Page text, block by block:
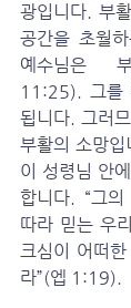
광입니다. 부
공간을 초월
예수님은
11:25). 그를
됩니다. 그러
부활의 소망
이 성령님 안
합니다. “그
따라 믿는 우
크심이 어떠
라”(엡 1:19).